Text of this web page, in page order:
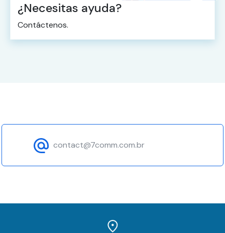
¿Necesitas ayuda?
Contáctenos.
contact@7comm.com.br